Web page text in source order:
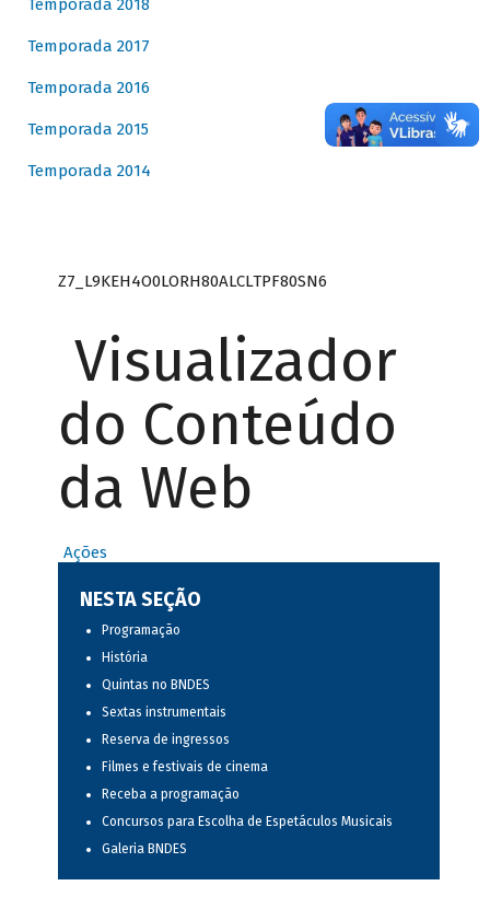
Temporada 2018
Temporada 2017
Temporada 2016
Temporada 2015
Temporada 2014
Z7_L9KEH4O0LORH80ALCLTPF80SN6
Visualizador
do Conteúdo
da Web
Ações
NESTA SEÇÃO
Programação
História
Quintas no BNDES
Sextas instrumentais
Reserva de ingressos
Filmes e festivais de cinema
Receba a programação
Concursos para Escolha de Espetáculos Musicais
Galeria BNDES